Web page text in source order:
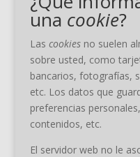
una cookie?
Las cookiesno suelen
sobre usted, como
bancarios, fotografías,
etc. Los datos que
preferencias
contenidos, etc.
El servidor web no le